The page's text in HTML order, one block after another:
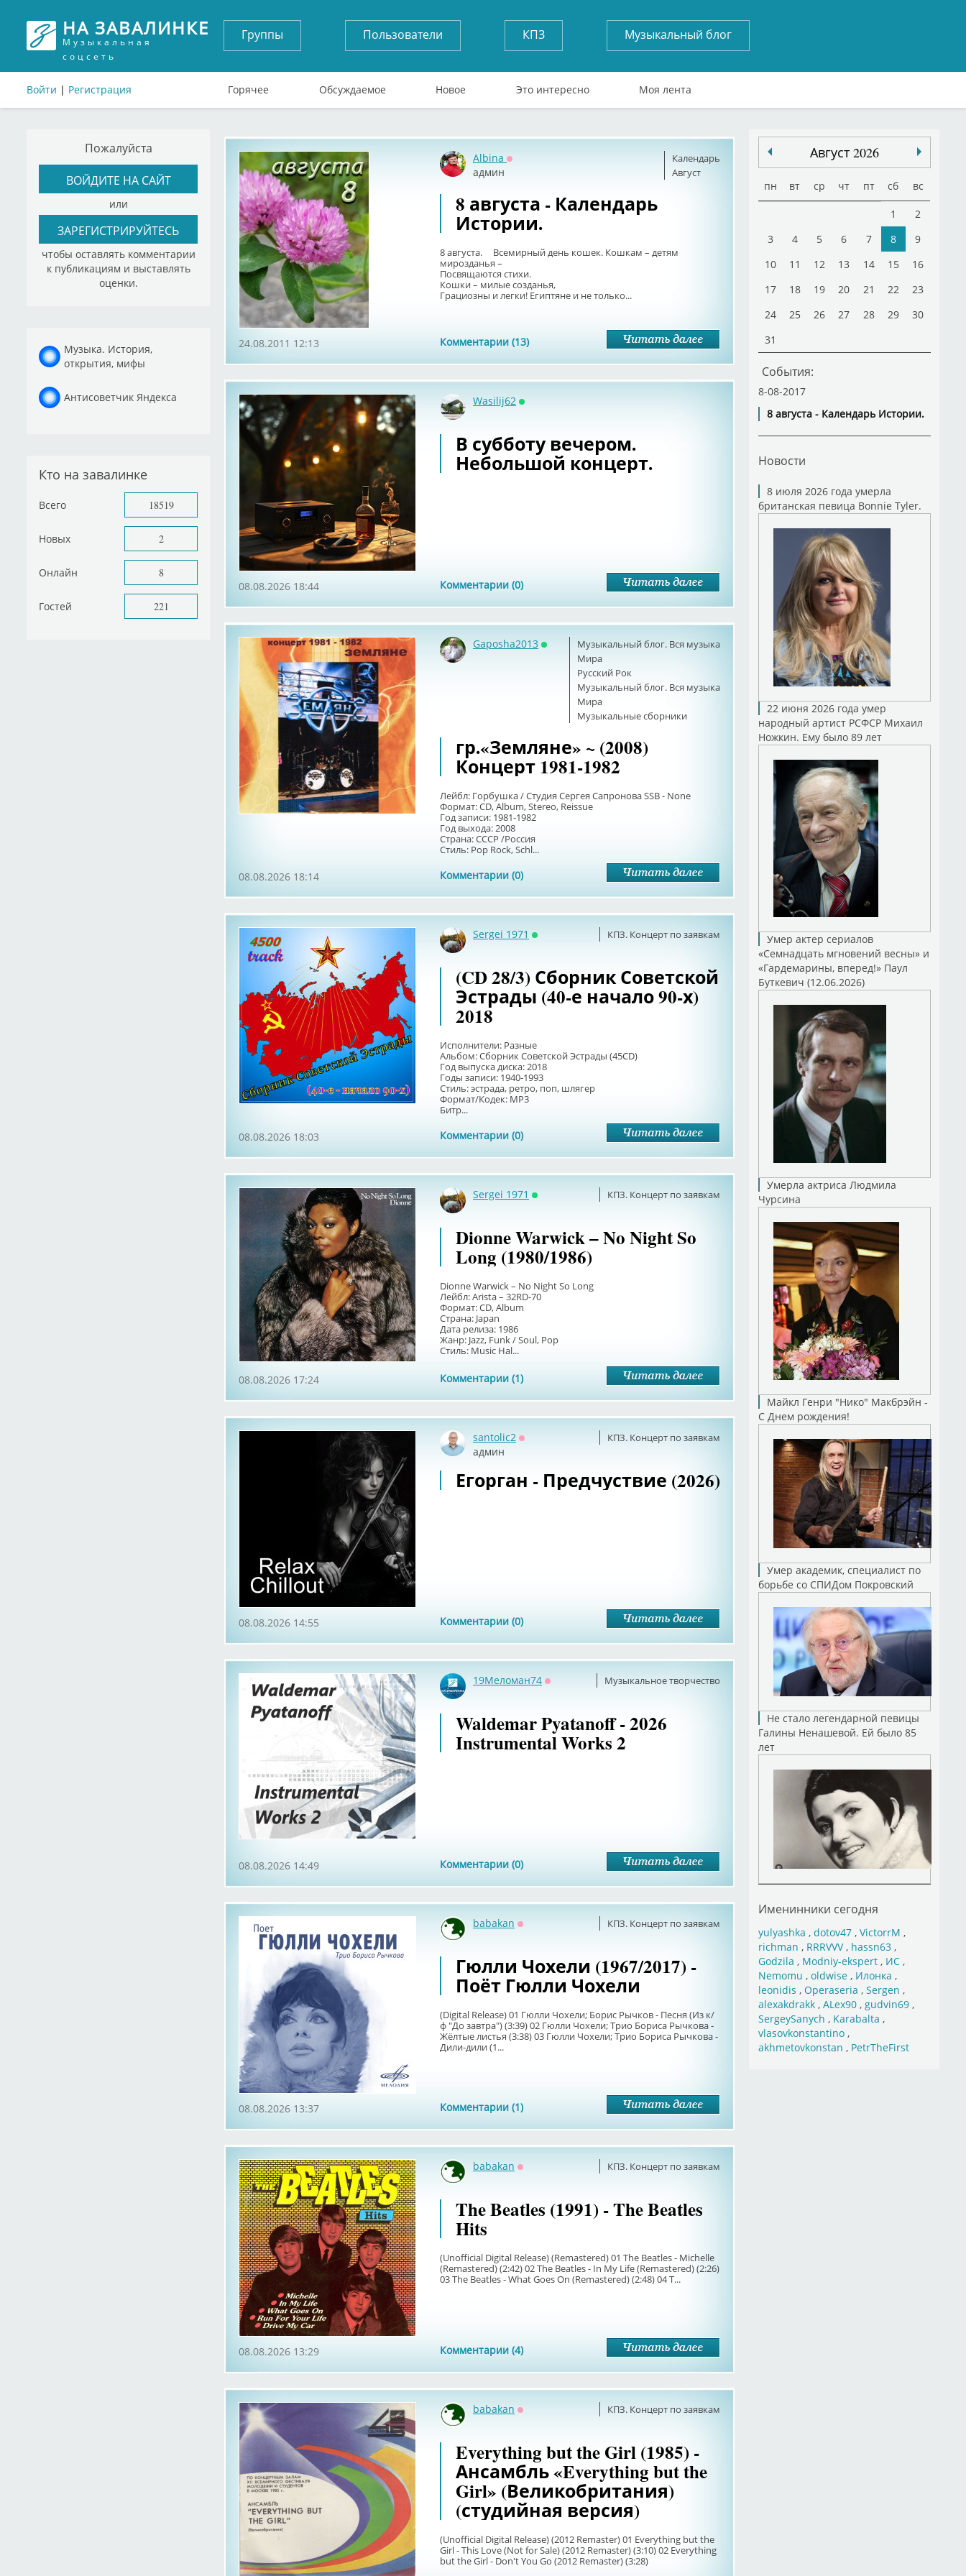
НА ЗАВАЛИНКЕ
Музыкальная
соцсеть
Войти | Регистрация
Группы Пользователи КПЗ Музыкальный блог
Горячее Обсуждаемое Новое Это интересно Моя лента
Пожалуйста
ВОЙДИТЕ НА САЙТ
или
ЗАРЕГИСТРИРУЙТЕСЬ
чтобы оставлять комментарии
к публикациям и выставлять
оценки.
Музыка. История,
открытия, мифы
Антисоветчик Яндекса
Кто на завалинке
Всего 18519
Новых 2
Онлайн 8
Гостей 221
Календарь
Август
Albina
админ
8 августа - Календарь
Истории.
8 августа. Всемирный день кошек. Кошкам – детям
мирозданья –
Посвящаются стихи.
Кошки – милые созданья,
Грациозны и легки! Египтяне и не только...
Комментарии (13)
24.08.2011 12:13
Wasilij62
В субботу вечером.
Небольшой концерт.
Комментарии (0)
08.08.2026 18:44
Музыкальный блог. Вся музыка
Мира
Русский Рок
Музыкальный блог. Вся музыка
Мира
Музыкальные сборники
Gaposha2013
Онлайн
гр.«Земляне» ~ (2008)
Концерт 1981-1982
Лейбл: Горбушка / Студия Сергея Сапронова SSB - None
Формат: CD, Album, Stereo, Reissue
Год записи: 1981-1982
Год выхода: 2008
Страна: СССР /Россия
Стиль: Pop Rock, Schl...
Комментарии (0)
08.08.2026 18:14
КПЗ. Концерт по заявкам
Sergei 1971
(CD 28/3) Сборник Советской
Эстрады (40-е начало 90-х)
2018
Исполнители: Разные
Альбом: Сборник Советской Эстрады (45CD)
Год выпуска диска: 2018
Годы записи: 1940-1993
Стиль: эстрада, ретро, поп, шлягер
Формат/Кодек: MP3
Битр...
Комментарии (0)
08.08.2026 18:03
КПЗ. Концерт по заявкам
Sergei 1971
Dionne Warwick – No Night So
Long (1980/1986)
Dionne Warwick – No Night So Long
Лейбл: Arista – 32RD-70
Формат: CD, Album
Страна: Japan
Дата релиза: 1986
Жанр: Jazz, Funk / Soul, Pop
Стиль: Music Hal...
Комментарии (1)
08.08.2026 17:24
КПЗ. Концерт по заявкам
santolic2
админ
Егорган - Предчуствие (2026)
Комментарии (0)
08.08.2026 14:55
Музыкальное творчество
19Меломан74
Waldemar Pyatanoff - 2026
Instrumental Works 2
Комментарии (0)
08.08.2026 14:49
КПЗ. Концерт по заявкам
babakan
Гюлли Чохели (1967/2017) -
Поёт Гюлли Чохели
(Digital Release) 01 Гюлли Чохели; Борис Рычков - Песня (Из к/
ф "До завтра") (3:39) 02 Гюлли Чохели; Трио Бориса Рычкова -
Жёлтые листья (3:38) 03 Гюлли Чохели; Трио Бориса Рычкова -
Дили-дили (1...
Комментарии (1)
08.08.2026 13:37
КПЗ. Концерт по заявкам
babakan
The Beatles (1991) - The Beatles
Hits
(Unofficial Digital Release) (Remastered) 01 The Beatles - Michelle
(Remastered) (2:42) 02 The Beatles - In My Life (Remastered) (2:26)
03 The Beatles - What Goes On (Remastered) (2:48) 04 T...
Комментарии (4)
08.08.2026 13:29
КПЗ. Концерт по заявкам
babakan
Everything but the Girl (1985) -
Ансамбль «Everything but the
Girl» (Великобритания)
(студийная версия)
(Unofficial Digital Release) (2012 Remaster) 01 Everything but the
Girl - This Love (Not for Sale) (2012 Remaster) (3:10) 02 Everything
but the Girl - Don't You Go (2012 Remaster) (3:28)
Август 2026
пн вт ср чт пт сб вс
1
2
3
4 5 6 7 8
9
10
11 12 13 14 15
16
17
18 19 20 21 22
23
24
25 26 27 28 29
30
31
События:
8-08-2017
8 августа - Календарь Истории.
Новости
8 июля 2026 года умерла
британская певица Bonnie Tyler.
22 июня 2026 года умер
народный артист РСФСР Михаил
Ножкин. Ему было 89 лет
Умер актер сериалов
«Семнадцать мгновений весны» и
«Гардемарины, вперед!» Паул
Буткевич (12.06.2026)
Умерла актриса Людмила
Чурсина
Майкл Генри "Нико" Макбрэйн -
С Днем рождения!
Умер академик, специалист по
борьбе со СПИДом Покровский
Не стало легендарной певицы
Галины Ненашевой. Ей было 85
лет
Именинники сегодня
yulyashka , dotov47, VictorrM ,
richman , RRRVVV, hassn63,
Godzila , Modniy-ekspert, ИС,
Nemomu , oldwise, Илонка ,
leonidis , Operaseria , Sergen ,
alexakdrakk, ALex90, gudvin69,
SergeySanych , Karabalta ,
vlasovkonstantino,
akhmetovkonstan , PetrTheFirst